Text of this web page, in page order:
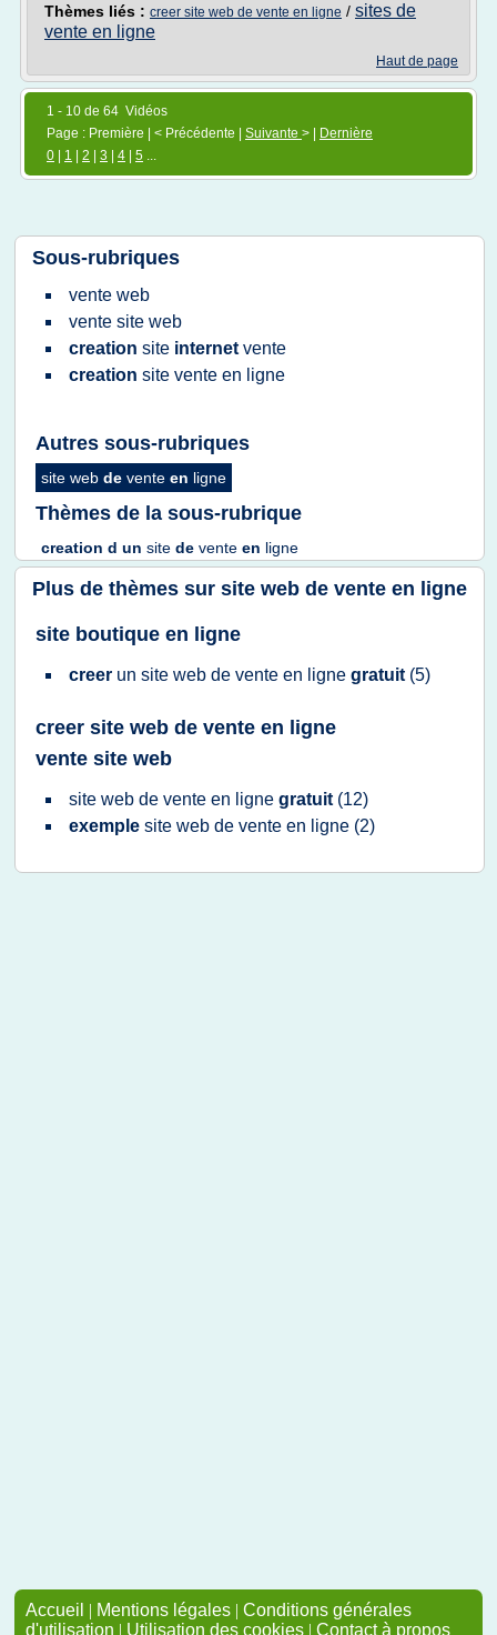
Thèmes liés : creer site web de vente en ligne / sites de
vente en ligne
Haut de page
1 - 10 de 64 Vidéos
Page : Première | < Précédente | Suivante > |
Dernière
0
1 2 3 4 5 ...
Sous-rubriques
vente web
vente site web
creation site internet vente
creation site vente en ligne
Autres sous-rubriques
site web de vente en ligne
Thèmes de la sous-rubrique
creation d un site de vente en ligne
Plus de thèmes sur site web de vente en ligne
site boutique en ligne
creer un site web de vente en ligne gratuit (5)
creer site web de vente en ligne
vente site web
site web de vente en ligne gratuit (12)
exemple site web de vente en ligne (2)
Accueil | Mentions légales | Conditions générales
d'utilisation | Utilisation des cookies | Contact à propos